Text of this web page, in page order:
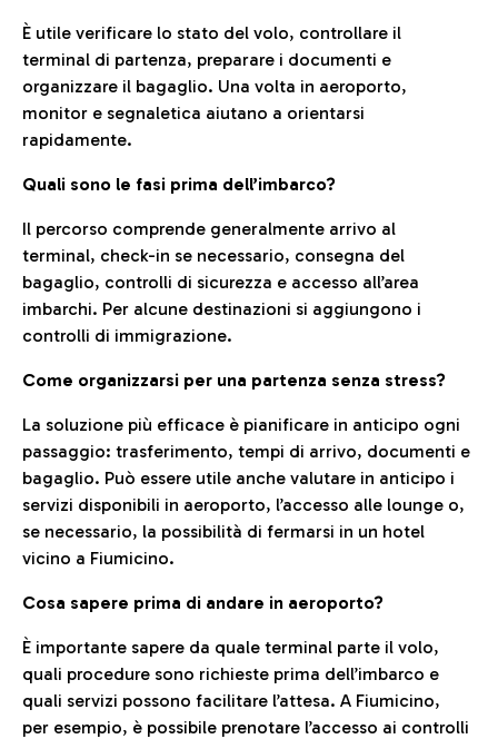
È utile verificare lo stato del volo, controllare il
terminal di partenza, preparare i documenti e
organizzare il bagaglio. Una volta in aeroporto,
monitor e segnaletica aiutano a orientarsi
rapidamente.
Quali sono le fasi prima dell’imbarco?
Il percorso comprende generalmente arrivo al
terminal, check-in se necessario, consegna del
bagaglio, controlli di sicurezza e accesso all’area
imbarchi. Per alcune destinazioni si aggiungono i
controlli di immigrazione.
Come organizzarsi per una partenza senza stress?
La soluzione più efficace è pianificare in anticipo ogni
passaggio: trasferimento, tempi di arrivo, documenti e
bagaglio. Può essere utile anche valutare in anticipo i
servizi disponibili in aeroporto, l’accesso alle lounge o,
se necessario, la possibilità di fermarsi in un hotel
vicino a Fiumicino.
Cosa sapere prima di andare in aeroporto?
È importante sapere da quale terminal parte il volo,
quali procedure sono richieste prima dell’imbarco e
quali servizi possono facilitare l’attesa. A Fiumicino,
per esempio, è possibile prenotare l’accesso ai controlli